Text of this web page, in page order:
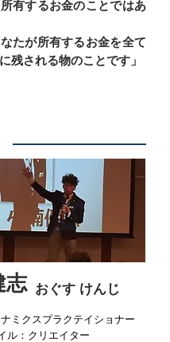
有するお金のことではあ
たが所有するお金を全て
残される物のことです」
志 おぐす けんじ
ミクスプラクテイショナー
ル：クリエイター